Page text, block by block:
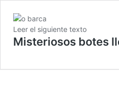
Leer el siguiente texto
Misteriosos botes